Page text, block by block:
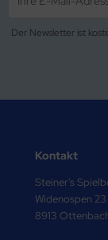
Der Newsletter ist
Kontakt
Steiner's
Widenospen 23
8913